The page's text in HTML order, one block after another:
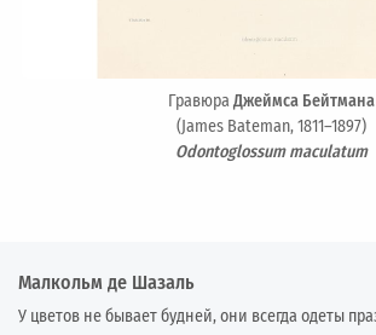
ГравюраДжеймса Бейтмана
(James Bateman, 1811–1897)
Odontoglossum maculatum
Малкольм де Шазаль
У цветов не бывает будней, они всегда одеты